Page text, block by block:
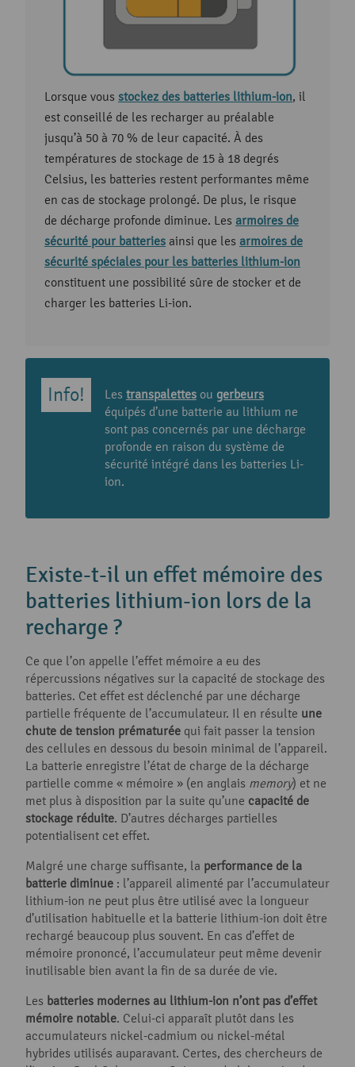
Lorsque vous stockez des batteries lithium-ion, il
est conseillé de les recharger au préalable
jusqu’à 50 à 70 % de leur capacité. À des
températures de stockage de 15 à 18 degrés
Celsius, les batteries restent performantes même
en cas de stockage prolongé. De plus, le risque
de décharge profonde diminue. Les armoires de
sécurité pour batteries ainsi que les armoires de
sécurité spéciales pour les batteries lithium-ion
constituent une possibilité sûre de stocker et de
charger les batteries Li-ion.
Les transpalettes ou gerbeurs
équipés d’une batterie au lithium ne
sont pas concernés par une décharge
profonde en raison du système de
sécurité intégré dans les batteries Li-
ion.
Existe-t-il un effet mémoire des
batteries lithium-ion lors de la
recharge ?
Ce que l’on appelle l’effet mémoire a eu des
répercussions négatives sur la capacité de stockage des
batteries. Cet effet est déclenché par une décharge
partielle fréquente de l’accumulateur. Il en résulte une
chute de tension prématurée qui fait passer la tension
des cellules en dessous du besoin minimal de l’appareil.
La batterie enregistre l’état de charge de la décharge
partielle comme « mémoire » (en anglais memory) et ne
met plus à disposition par la suite qu’une capacité de
stockage réduite. D’autres décharges partielles
potentialisent cet effet.
Malgré une charge suffisante, la performance de la
batterie diminue : l’appareil alimenté par l’accumulateur
lithium-ion ne peut plus être utilisé avec la longueur
d’utilisation habituelle et la batterie lithium-ion doit être
rechargé beaucoup plus souvent. En cas d’effet de
mémoire prononcé, l’accumulateur peut même devenir
inutilisable bien avant la fin de sa durée de vie.
Les batteries modernes au lithium-ion n’ont pas d’effet
mémoire notable. Celui-ci apparaît plutôt dans les
accumulateurs nickel-cadmium ou nickel-métal
hybrides utilisés auparavant. Certes, des chercheurs de